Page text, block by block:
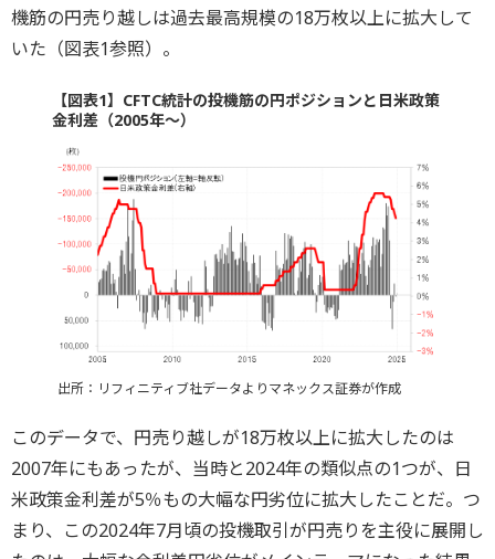
機筋の円売り越しは過去最高規模の18万枚以上に拡大して
いた（図表1参照）。
【図表1】CFTC統計の投機筋の円ポジションと日米政策
金利差（2005年～）
出所：リフィニティブ社データよりマネックス証券が作成
このデータで、円売り越しが18万枚以上に拡大したのは
2007年にもあったが、当時と2024年の類似点の1つが、日
米政策金利差が5％もの大幅な円劣位に拡大したことだ。つ
まり、この2024年7月頃の投機取引が円売りを主役に展開し